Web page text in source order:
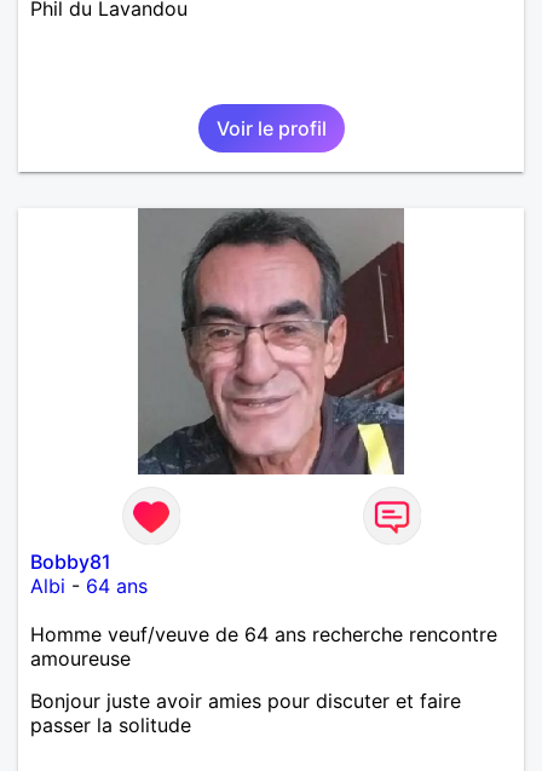
Phil du Lavandou
Voir le profil
Bobby81
Albi - 64 ans
Homme veuf/veuve de 64 ans recherche rencontre
amoureuse
Bonjour juste avoir amies pour discuter et faire
passer la solitude